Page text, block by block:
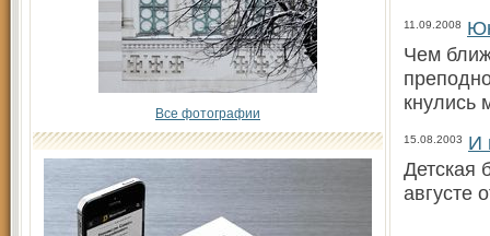
Все фотографии
11.09.2008
Чем
кнулись
15.08.2003
И
Детская
августе